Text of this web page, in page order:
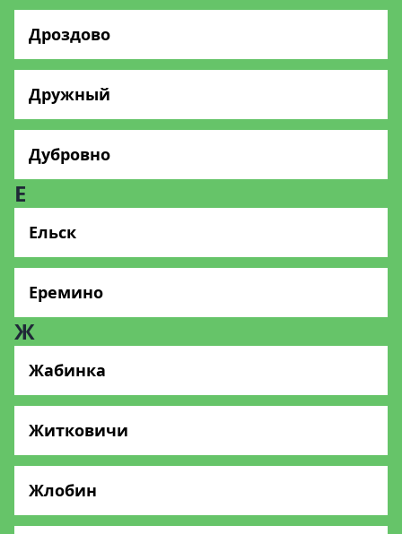
Дроздово
Дружный
Дубровно
Е
Ельск
Еремино
Ж
Жабинка
Житковичи
Жлобин